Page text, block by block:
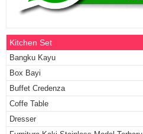
Kitchen Set
Bangku Kayu
Box Bayi
Buffet Credenza
Coffe Table
Dresser